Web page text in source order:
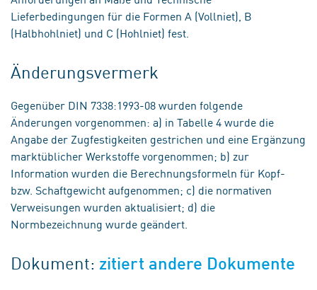
Lieferbedingungen für die Formen A (Vollniet), B
(Halbhohlniet) und C (Hohlniet) fest.
Änderungsvermerk
Gegenüber DIN 7338:1993-08 wurden folgende
Änderungen vorgenommen: a) in Tabelle 4 wurde die
Angabe der Zugfestigkeiten gestrichen und eine Ergänzung
marktüblicher Werkstoffe vorgenommen; b) zur
Information wurden die Berechnungsformeln für Kopf-
bzw. Schaftgewicht aufgenommen; c) die normativen
Verweisungen wurden aktualisiert; d) die
Normbezeichnung wurde geändert.
Dokument: zitiert andere Dokumente